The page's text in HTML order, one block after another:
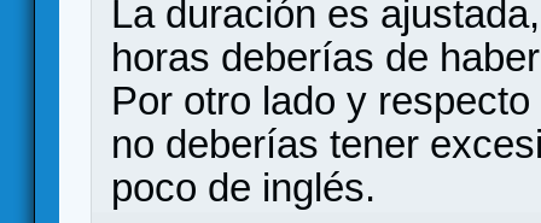
La duración es
horas deberías de
Por otro lado y
no deberías tener
poco de inglés.